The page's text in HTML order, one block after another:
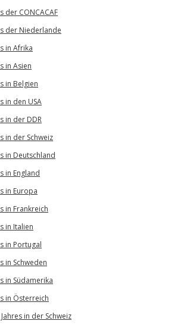
der CONCACAF
der Niederlande
in Afrika
in Asien
in Belgien
in den USA
in der DDR
in der Schweiz
in Deutschland
in England
in Europa
in Frankreich
in Italien
in Portugal
in Schweden
in Südamerika
in Österreich
in der Schweiz